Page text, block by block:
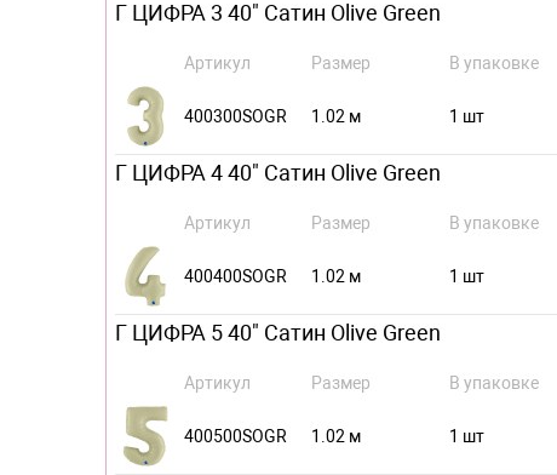
Г ЦИФРА 3 40" Сатин Olive Green
Артикул Размер В упаковке
400300SOGR 1.02 м 1 шт
Г ЦИФРА 4 40" Сатин Olive Green
Артикул Размер В упаковке
400400SOGR 1.02 м 1 шт
Г ЦИФРА 5 40" Сатин Olive Green
Артикул Размер В упаковке
400500SOGR 1.02 м 1 шт